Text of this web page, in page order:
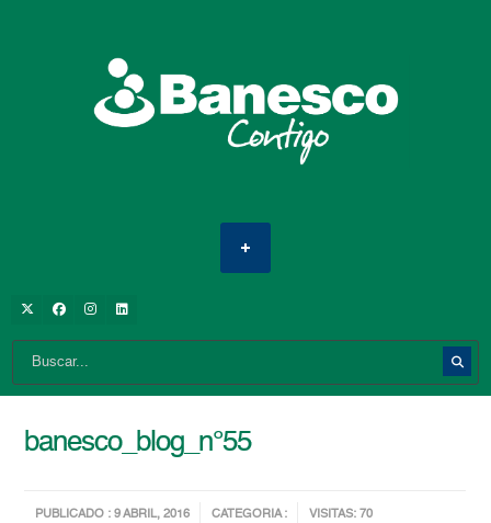
banesco_blog_n°55
PUBLICADO : 9 ABRIL, 2016 CATEGORIA : VISITAS: 70